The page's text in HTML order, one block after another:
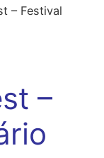
– Festival
–